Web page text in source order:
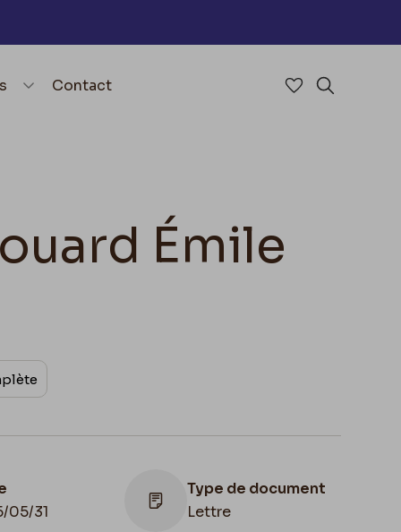
Contact Accéder à
Émile
05/31
Type de document
Lettre